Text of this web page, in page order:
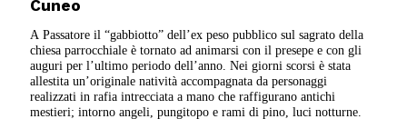
Cuneo
A Passatore il “gabbiotto” dell’ex peso pubblico sul sagrato della
chiesa parrocchiale è tornato ad animarsi con il presepe e con gli
auguri per l’ultimo periodo dell’anno. Nei giorni scorsi è stata
allestita un’originale natività accompagnata da personaggi
realizzati in rafia intrecciata a mano che raffigurano antichi
mestieri; intorno angeli, pungitopo e rami di pino, luci notturne.